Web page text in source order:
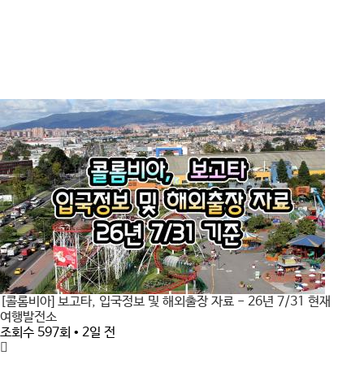
[콜롬비아] 보고타, 입국정보 및 해외출장 자료 - 26년 7/31 현재
여행발전소
조회수 597회 • 2일 전